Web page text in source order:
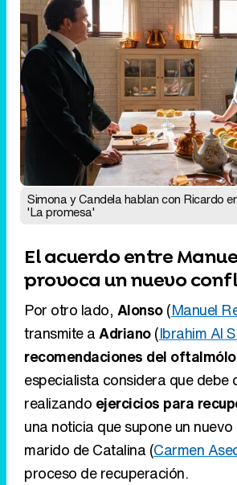
Simona y Candela hablan con Ricardo
'La promesa'
El acuerdo entre
provoca un nuevo
Por otro lado, Alonso(Manuel
transmite aAdriano(Ibrahim Al
recomendaciones del
especialista considera que debe
realizando ejercicios para
una noticia que supone un
marido de Catalina (Carmen
proceso de recuperación.